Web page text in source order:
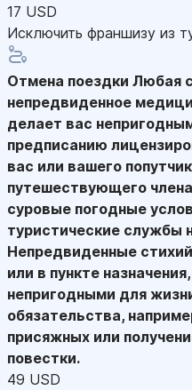
17 USD
Исключить франшизу из
Отмена поездки Любая
непредвиденное
делает вас
предписанию
вас или вашего
путешествующего
суровые погодные
туристические службы
Непредвиденные
или в пункте
непригодными для
обязательства,
присяжных или
повестки.
49 USD